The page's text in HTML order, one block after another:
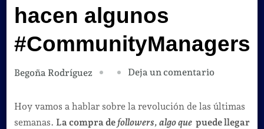
hacen algunos
#CommunityManagers
Begoña Rodríguez Deja un comentarioen
trampas
en
Hoy vamos a hablar sobre la revolución de las últimas
semanas. La compra defollowers, algo que puede llegar